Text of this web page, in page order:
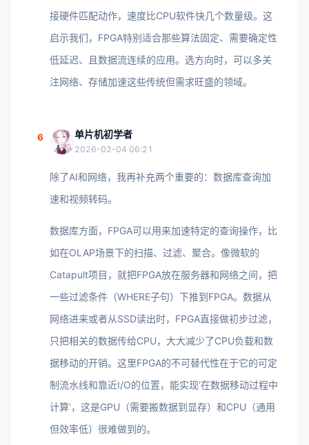
接硬件匹配动作，速度比CPU软件快几个数量级。这
启示我们，FPGA特别适合那些算法固定、需要确定性
低延迟、且数据流连续的应用。选方向时，可以多关
注网络、存储加速这些传统但需求旺盛的领域。
6 单片机初学者
2026-02-04 06:21
除了AI和网络，我再补充两个重要的：数据库查询加
速和视频转码。
数据库方面，FPGA可以用来加速特定的查询操作，比
如在OLAP场景下的扫描、过滤、聚合。像微软的
Catapult项目，就把FPGA放在服务器和网络之间，把
一些过滤条件（WHERE子句）下推到FPGA。数据从
网络进来或者从SSD读出时，FPGA直接做初步过滤，
只把相关的数据传给CPU，大大减少了CPU负载和数
据移动的开销。这里FPGA的不可替代性在于它的可定
制流水线和靠近I/O的位置，能实现‘在数据移动过程中
计算’，这是GPU（需要搬数据到显存）和CPU（通用
但效率低）很难做到的。